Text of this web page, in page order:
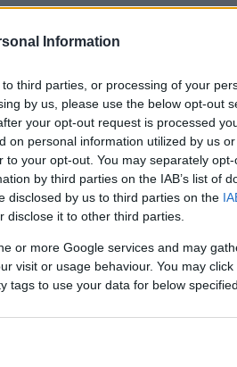
Information
third parties, or processing of your
by us, please use the below opt-out
your opt-out request is processed
on personal information utilized by us
your opt-out. You may separately
by third parties on the IAB’s list of
disclosed by us to third parties on the
disclose it to other third parties.
or more Google services and may
visit or usage behaviour. You may
tags to use your data for below
(WTI)
αυξηθεί οι ροές
Παγκόσμιο Φόρουμ
εξαγωγές
να
23:15
22:48
21:47